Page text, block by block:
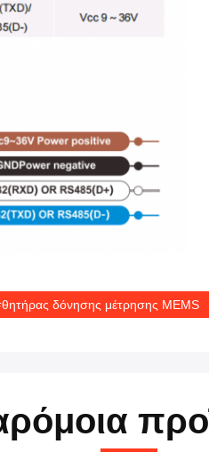
δόνησης μέτρησης MEMS